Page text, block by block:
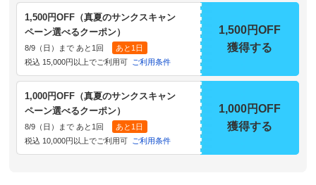
1,500円OFF（真夏のサンクスキャン
ペーン選べるクーポン）
8/9（日）まで あと1回
あと1日
税込 15,000円以上でご利用可
ご利用条件
1,500円OFF
獲得する
1,000円OFF（真夏のサンクスキャン
ペーン選べるクーポン）
8/9（日）まで あと1回
あと1日
税込 10,000円以上でご利用可
ご利用条件
1,000円OFF
獲得する